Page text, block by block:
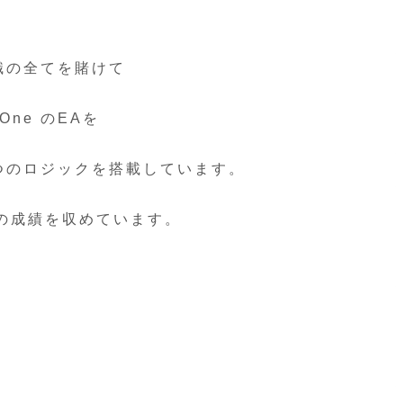
全てを賭けて
のEAを
ロジックを搭載しています。
績を収めています。